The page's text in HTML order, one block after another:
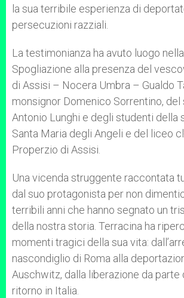
la sua terribile esperienza di
persecuzioni razziali.
La testimonianza ha avuto luogo
Spogliazione alla presenza del
di Assisi – Nocera Umbra – Gualdo
monsignor Domenico Sorrentino, del
Antonio Lunghi e degli studenti della
Santa Maria degli Angeli e del liceo
Properzio di Assisi.
Una vicenda struggente raccontata
dal suo protagonista per non
terribili anni che hanno segnato un
della nostra storia. Terracina ha
momenti tragici della sua vita:
nascondiglio di Roma alla
Auschwitz, dalla liberazione da parte
ritorno in Italia.